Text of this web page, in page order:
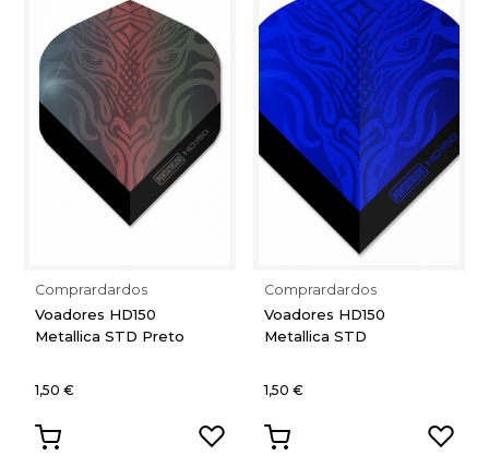
Comprardardos
Voadores HD150
Metallica STD Preto
1,50 €
Comprardardos
Voadores HD150
Metallica STD
1,50 €